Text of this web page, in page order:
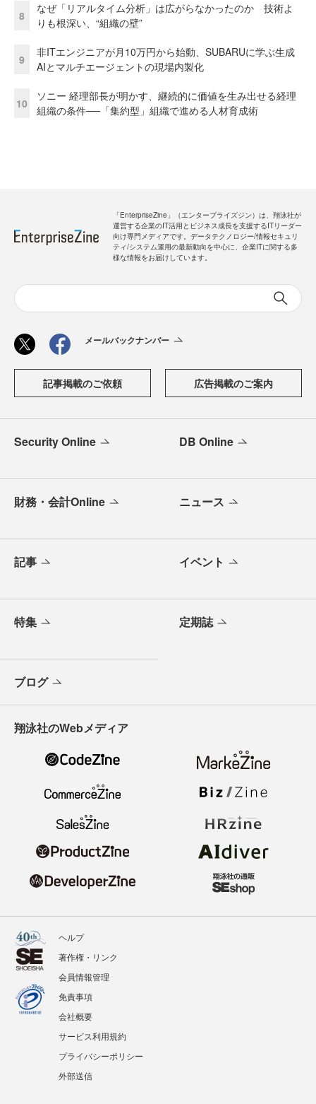
8
なぜ「リアルタイム分析」は広がらなかったのか 技術よ
りも根深い、“組織の壁”
9
非ITエンジニアが月10万円から始動、SUBARUに学ぶ生成
AIとマルチエージェントの現場内製化
10
ソニー 経理部長が明かす、継続的に価値を生み出せる経理
組織の条件──「集約型」組織で進める人材育成術
「EnterpriseZine」（エンタープライズジン）は、翔泳社が
運営する企業のIT活用とビジネス成長を支援するITリーダー
向け専門メディアです。データテクノロジー/情報セキュリ
ティ/システム運用の最新動向を中心に、企業ITに関する多
様な情報をお届けしています。
メールバックナンバー
記事掲載のご依頼 広告掲載のご案内
Security Online DB Online
財務・会計Online ニュース
記事 イベント
特集 定期誌
ブログ
翔泳社のWebメディア
ヘルプ
著作権・リンク
会員情報管理
免責事項
会社概要
サービス利用規約
プライバシーポリシー
外部送信